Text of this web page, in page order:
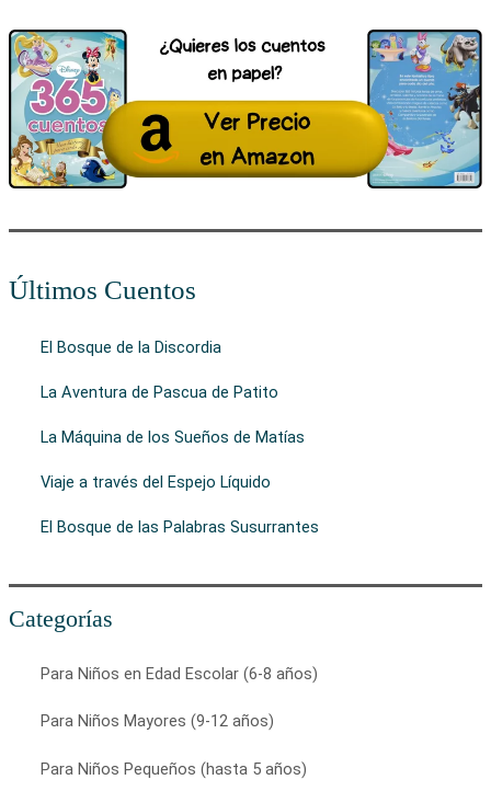
Últimos Cuentos
El Bosque de la Discordia
La Aventura de Pascua de Patito
La Máquina de los Sueños de Matías
Viaje a través del Espejo Líquido
El Bosque de las Palabras Susurrantes
Categorías
Para Niños en Edad Escolar (6-8 años)
Para Niños Mayores (9-12 años)
Para Niños Pequeños (hasta 5 años)